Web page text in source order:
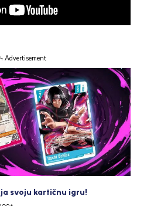
ϟ Advertisement
svoju kartičnu igru!